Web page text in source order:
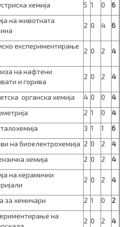
хемија 5 1 0 6
на животната
2 0 4 6
експериментирање
2 0 2 4
на нафтени
и горива
2 0 2 4
органска хемија 4 0 0
4
2 1 0
4
3 1 1
6
на биоелектрохемија 2 0 2
4
хемија 2 0 2 4
на керамички
2 0 2 4
за хемичари 2 1 0 2
на
2 0 2 4